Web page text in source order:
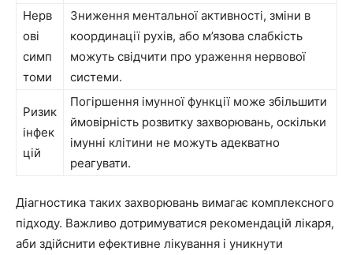
Нерв
ові
симп
томи
Зниження ментальної активності, зміни в
координації рухів, або м’язова слабкість
можуть свідчити про ураження нервової
системи.
Ризик
інфек
цій
Погіршення імунної функції може збільшити
ймовірність розвитку захворювань, оскільки
імунні клітини не можуть адекватно
реагувати.
Діагностика таких захворювань вимагає комплексного
підходу. Важливо дотримуватися рекомендацій лікаря,
аби здійснити ефективне лікування і уникнути